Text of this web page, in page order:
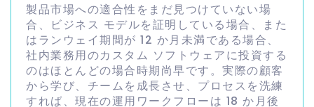
製品市場への適合性をまだ見つけていない場
合、ビジネス モデルを証明している場合、また
はランウェイ期間が 12 か月未満である場合、
社内業務用のカスタム ソフトウェアに投資する
のはほとんどの場合時期尚早です。実際の顧客
から学び、チームを成長させ、プロセスを洗練
すれば、現在の運用ワークフローは 18 か月後